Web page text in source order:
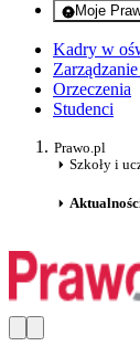
Moje
-
Kadry w
Orzeczenia
Studenci
Prawo.pl
Szkoły i